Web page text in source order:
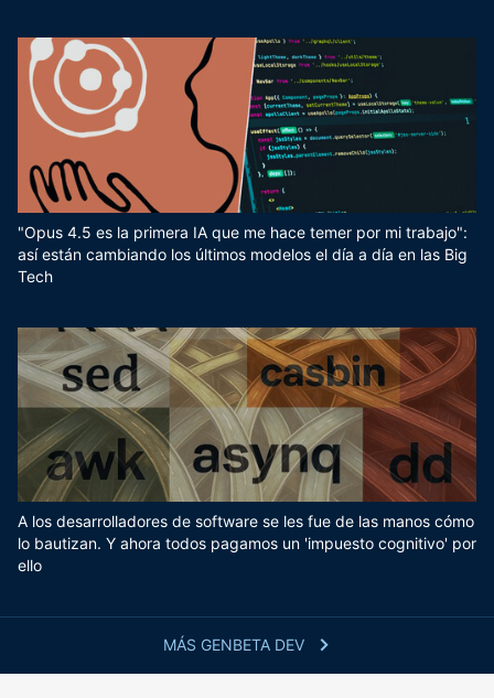
MÁS GENBETA DEV
"Opus 4.5 es la primera IA que me hace temer por mi trabajo":
así están cambiando los últimos modelos el día a día en las Big
Tech
A los desarrolladores de software se les fue de las manos cómo
lo bautizan. Y ahora todos pagamos un 'impuesto cognitivo' por
ello